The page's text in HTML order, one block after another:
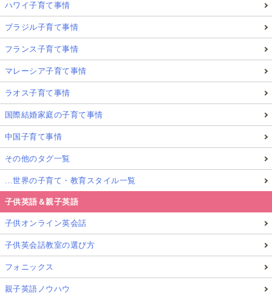
ハワイ子育て事情
ブラジル子育て事情
フランス子育て事情
マレーシア子育て事情
ラオス子育て事情
国際結婚家庭の子育て事情
中国子育て事情
その他のタグ一覧
…世界の子育て・教育スタイル一覧
子供英語＆親子英語
子供オンライン英会話
子供英会話教室の選び方
フォニックス
親子英語ノウハウ